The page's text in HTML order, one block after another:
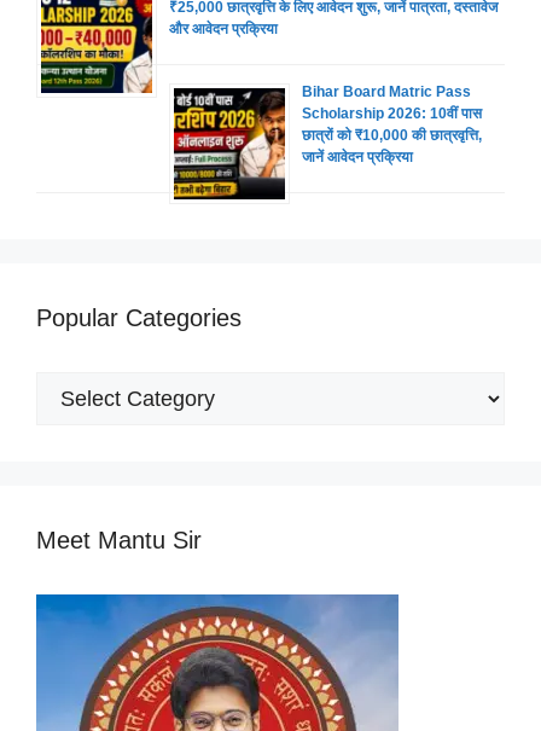
₹25,000 छात्रवृत्ति के लिए आवेदन शुरू, जानें पात्रता, दस्तावेज
और आवेदन प्रक्रिया
Bihar Board Matric Pass
Scholarship 2026: 10वीं पास
छात्रों को ₹10,000 की छात्रवृत्ति,
जानें आवेदन प्रक्रिया
Popular Categories
Popular
Meet Mantu Sir